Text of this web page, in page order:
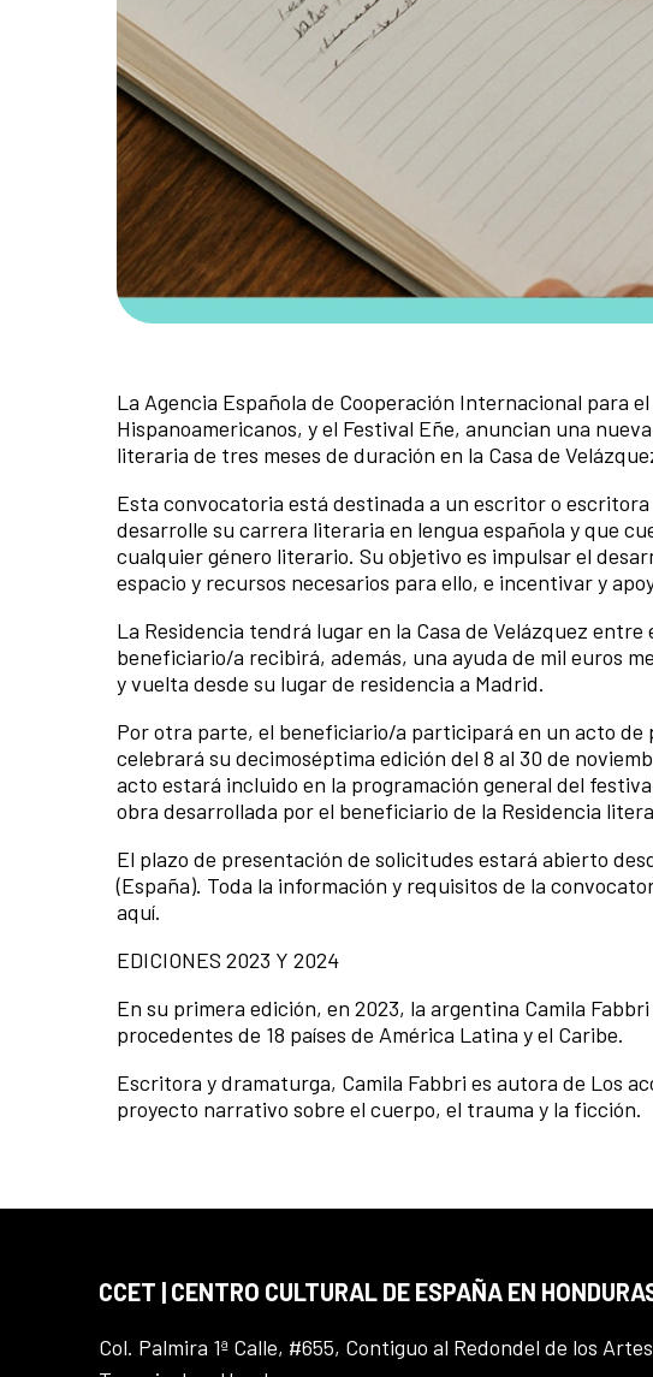
La Agencia Española de Cooperación Internacional para
Hispanoamericanos, y el Festival Eñe, anuncian una
literaria de tres meses de duración en la Casa de
Esta convocatoria está destinada a un escritor o
desarrolle su carrera literaria en lengua española y que
cualquier género literario. Su objetivo es impulsar el
espacio y recursos necesarios para ello, e incentivar y
La Residencia tendrá lugar en la Casa de Velázquez
beneficiario/a recibirá, además, una ayuda de mil euros
y vuelta desde su lugar de residencia a Madrid.
Por otra parte, el beneficiario/a participará en un acto de
celebrará su decimoséptima edición del 8 al 30 de
acto estará incluido en la programación general del
obra desarrollada por el beneficiario de la Residencia
El plazo de presentación de solicitudes estará abierto
(España). Toda la información y requisitos de la
aquí.
EDICIONES 2023 Y 2024
En su primera edición, en 2023, la argentina Camila
procedentes de 18 países de América Latina y el Caribe.
Escritora y dramaturga, Camila Fabbri es autora de Los
proyecto narrativo sobre el cuerpo, el trauma y la ficción.
CCET | CENTRO CULTURAL DE ESPAÑA EN
Col. Palmira 1ª Calle, #655, Contiguo al Redondel de los